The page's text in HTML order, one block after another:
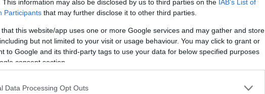
This information may also be disclosed by us to third parties on the IAB’s List of
Participants that may further disclose it to other third parties.
that this website/app uses one or more Google services and may gather and store
but not limited to your visit or usage behaviour. You may click to grant or
to Google and its third-party tags to use your data for below specified purposes
consent section.
Data Processing Opt Outs
το 2016, «ξεπαγώνοντας» έναν